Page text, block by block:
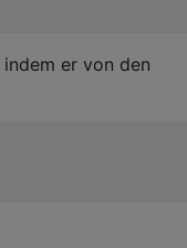
er von den